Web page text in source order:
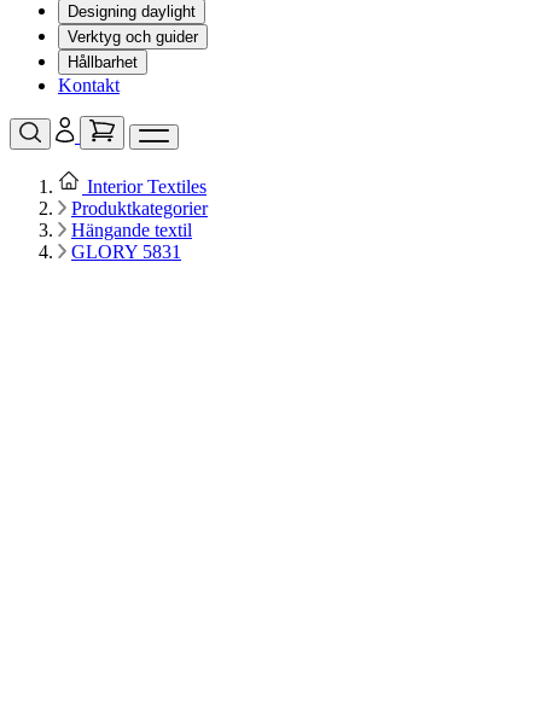
Designing daylight
Verktyg och guider
Hållbarhet
Kontakt
Interior Textiles
Produktkategorier
Hängande textil
GLORY 5831